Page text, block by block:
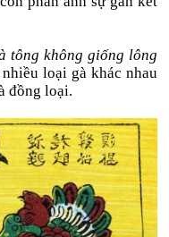
tông không giống lông
loại gà khác nhau
đồng loại.